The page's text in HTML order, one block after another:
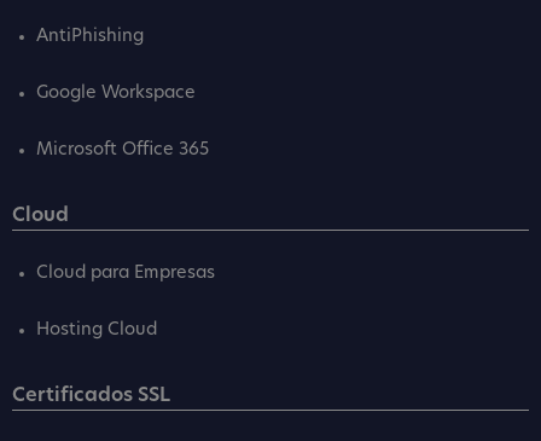
AntiPhishing
Google Workspace
Microsoft Office 365
Cloud
Cloud para Empresas
Hosting Cloud
Certificados SSL